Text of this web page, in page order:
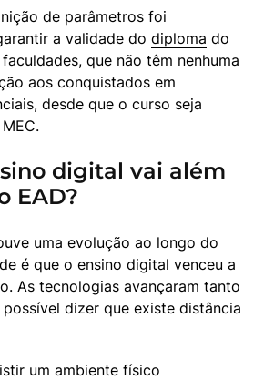
de parâmetros foi
a validade do diploma do
que não têm nenhuma
aos conquistados em
desde que o curso seja
digital vai além
EAD?
uma evolução ao longo do
é que o ensino digital venceu a
As tecnologias avançaram tanto
dizer que existe distância
um ambiente físico